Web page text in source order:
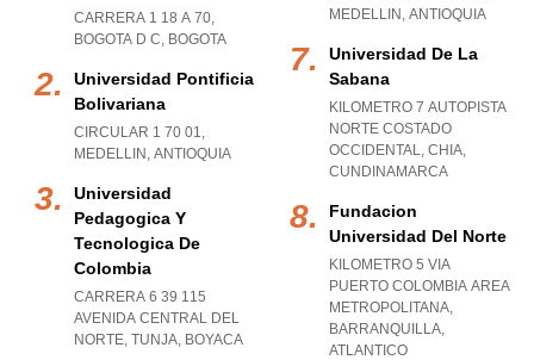
CARRERA 1 18 A 70,
BOGOTA D C, BOGOTA
Universidad Pontificia
Bolivariana
CIRCULAR 1 70 01,
MEDELLIN , ANTIOQUIA
Universidad
Pedagogica Y
Tecnologica De
Colombia
CARRERA 6 39 115
AVENIDA CENTRAL DEL
NORTE, TUNJA, BOYACA
MEDELLIN , ANTIOQUIA
Universidad De La
Sabana
KILOMETRO 7 AUTOPISTA
NORTE COSTADO
OCCIDENTAL, CHIA,
CUNDINAMARCA
Fundacion
Universidad Del Norte
KILOMETRO 5 VIA
PUERTO COLOMBIA AREA
METROPOLITANA,
BARRANQUILLA,
ATLANTICO